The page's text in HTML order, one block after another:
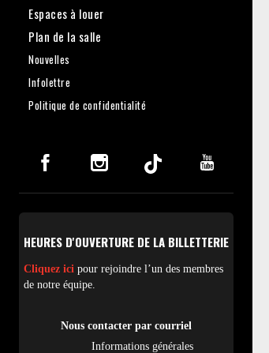
Espaces à louer
Plan de la salle
Nouvelles
Infolettre
Politique de confidentialité
HEURES D'OUVERTURE DE LA BILLETTERIE
Cliquez ici pour rejoindre l’un des membres
de notre équipe.
Nous contacter par courriel
Informations générales